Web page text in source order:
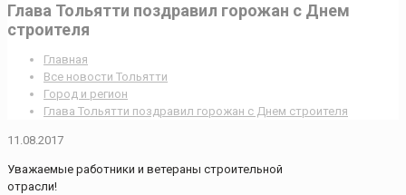
Глава Тольятти поздравил горожан с Днем
строителя
Главная
Все новости Тольятти
Город и регион
Глава Тольятти поздравил горожан с Днем строителя
11.08.2017
Уважаемые работники и ветераны строительной
отрасли!